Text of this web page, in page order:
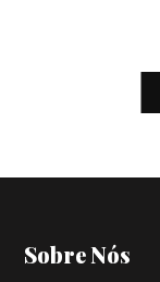
Sobre Nós